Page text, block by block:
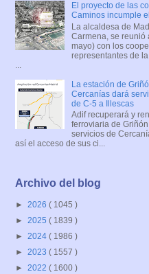
El proyecto de las
Caminos incumple
La alcaldesa de
Carmena, se reunió
mayo) con los
representantes de
La estación de
Cercanías dará
de C-5 a Illescas
Adif recuperará y
ferroviaria de
servicios de
así el acceso de sus ci...
Archivo del blog
► 2026 ( 1045 )
► 2025 ( 1839 )
► 2024 ( 1986 )
► 2023 ( 1557 )
► 2022 ( 1600 )